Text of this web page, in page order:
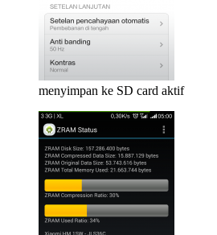
menyimpan ke SD card aktif